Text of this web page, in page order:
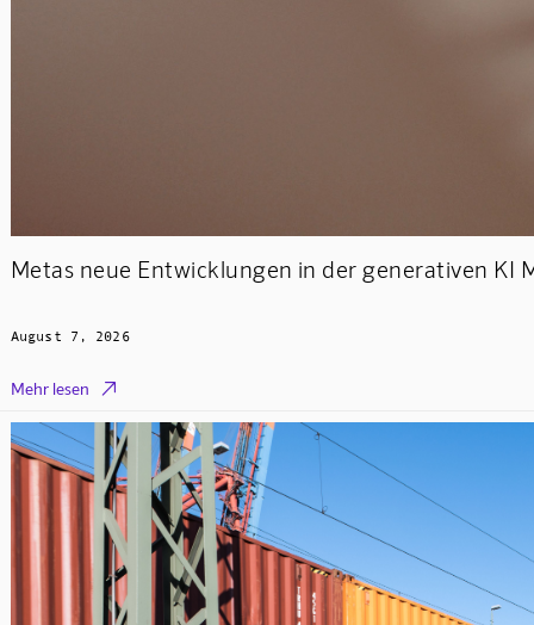
Metas neue Entwicklungen in der generativen KI
August 7, 2026
Mehr lesen 